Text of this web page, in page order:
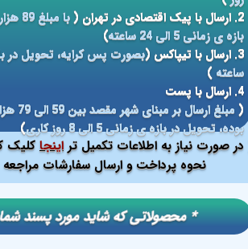
صورت نیاز به اطلاعات تکمیل تراینجا کلیک
نحوه پرداخت و ارسال سفارشات مراجعه
2. ارسال با پیک اقتصادی در تهران (
با
بازه ی زمانی 5 الی 24 ساعته
)
3. ارسال با تیپاکس (
ساعته )
4. ارسال با پست
(
مبلغ
بوده، تحویل در بازه ی زمانی 5 الی 8 روز کاری
)
​​* محصولاتی که شاید مورد پسند